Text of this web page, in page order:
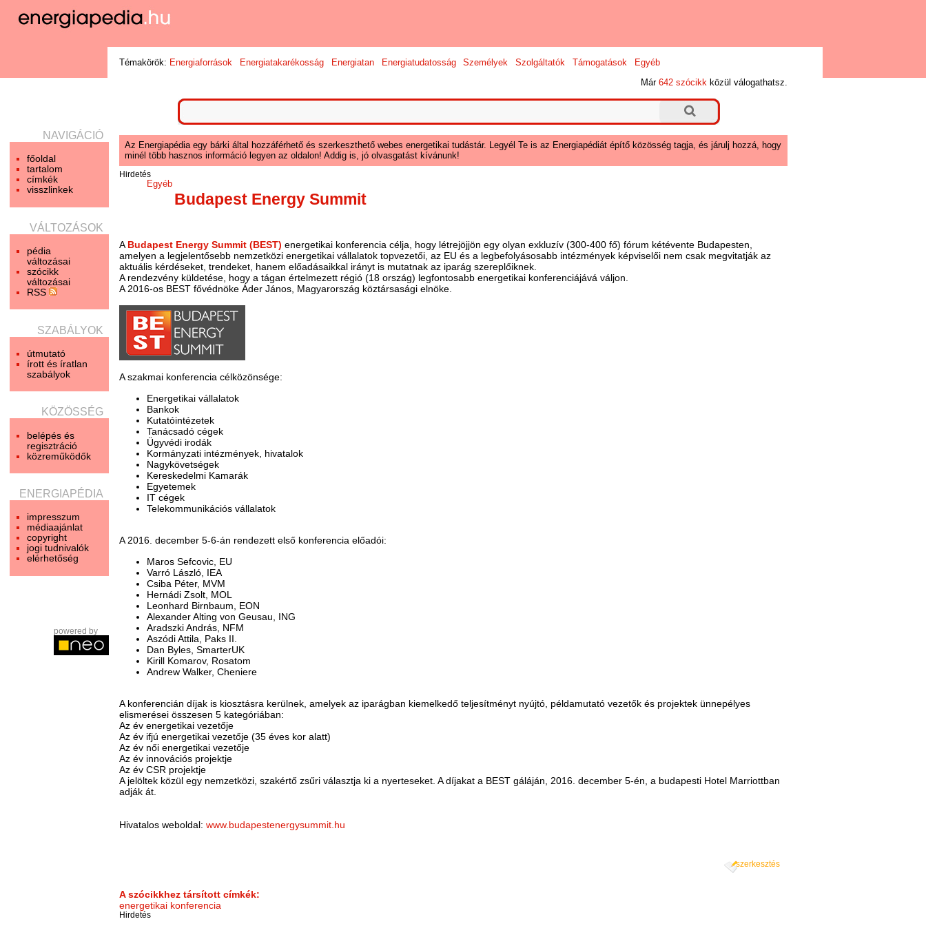
NAVIGÁCIÓ
főoldal
tartalom
címkék
visszlinkek
VÁLTOZÁSOK
pédia
változásai
szócikk
változásai
RSS
SZABÁLYOK
útmutató
írott és íratlan
szabályok
KÖZÖSSÉG
belépés és
regisztráció
közreműködők
ENERGIAPÉDIA
impresszum
médiaajánlat
copyright
jogi tudnivalók
elérhetőség
powered by
Témakörök: Energiaforrások Energiatakarékosság Energiatan Energiatudatosság Személyek Szolgáltatók Támogatások
Egyéb
Már642 szócikk közül válogathatsz.
Az Energiapédia egy bárki által hozzáférhető és szerkeszthető webes energetikai tudástár. Legyél Te is az Energiapédiát építő közösség tagja, és járulj hozzá, hogy
minél több hasznos információ legyen az oldalon! Addig is, jó olvasgatást kívánunk!
Hirdetés
Egyéb
Budapest Energy Summit
ABudapest Energy Summit (BEST) energetikai konferencia célja, hogy létrejöjjön egy olyan exkluzív (300-400 fő) fórum kétévente Budapesten,
amelyen a legjelentősebb nemzetközi energetikai vállalatok topvezetői, az EU és a legbefolyásosabb intézmények képviselői nem csak megvitatják az
aktuális kérdéseket, trendeket, hanem előadásaikkal irányt is mutatnak az iparág szereplőiknek.
A rendezvény küldetése, hogy a tágan értelmezett régió (18 ország) legfontosabb energetikai konferenciájává váljon.
A 2016-os BEST fővédnöke Áder János, Magyarország köztársasági elnöke.
A szakmai konferencia célközönsége:
Energetikai vállalatok
Bankok
Kutatóintézetek
Tanácsadó cégek
Ügyvédi irodák
Kormányzati intézmények, hivatalok
Nagykövetségek
Kereskedelmi Kamarák
Egyetemek
IT cégek
Telekommunikációs vállalatok
A 2016. december 5-6-án rendezett első konferencia előadói:
Maros Sefcovic, EU
Varró László, IEA
Csiba Péter, MVM
Hernádi Zsolt, MOL
Leonhard Birnbaum, EON
Alexander Alting von Geusau, ING
Aradszki András, NFM
Aszódi Attila, Paks II.
Dan Byles, SmarterUK
Kirill Komarov, Rosatom
Andrew Walker, Cheniere
A konferencián díjak is kiosztásra kerülnek, amelyek az iparágban kiemelkedő teljesítményt nyújtó, példamutató vezetők és projektek ünnepélyes
elismerései összesen 5 kategóriában:
Az év energetikai vezetője
Az év ifjú energetikai vezetője (35 éves kor alatt)
Az év női energetikai vezetője
Az év innovációs projektje
Az év CSR projektje
A jelöltek közül egy nemzetközi, szakértő zsűri választja ki a nyerteseket. A díjakat a BEST gáláján, 2016. december 5-én, a budapesti Hotel Marriottban
adják át.
Hivatalos weboldal:www.budapestenergysummit.hu
szerkesztés
A szócikkhez társított címkék:
energetikai konferencia
Hirdetés